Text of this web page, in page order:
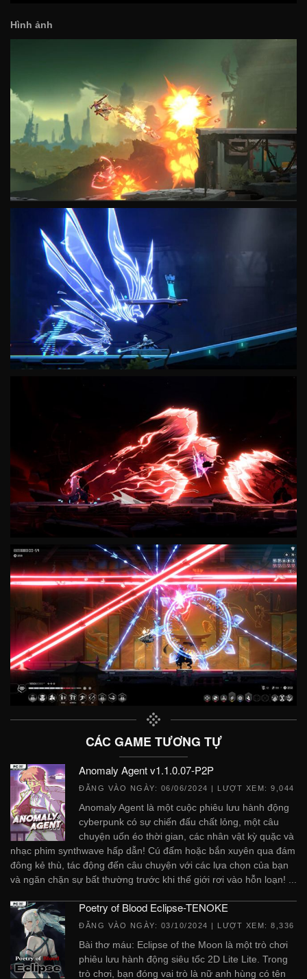
Hình ảnh
CÁC GAME TƯƠNG TỰ
Anomaly Agent v1.1.0.07-P2P
ĐĂNG VÀO NGÀY: 06/06/2024 | LƯỢT XEM: 9,044
Anomaly Agent là một cuộc phiêu lưu hành động
cyberpunk có sự chiến đấu chất lỏng, một câu
chuyện uốn éo thời gian, các nhân vật kỳ quặc và
nhạc phim synthwave hấp dẫn! Cú đấm hoặc bắn xuyên qua đám
đông kẻ thù, tác động đến câu chuyện với các lựa chọn của bạn
và ngăn chặn sự bất thường trước khi thế giới rơi vào hỗn loạn! ...
Poetry of Blood Eclipse-TENOKE
ĐĂNG VÀO NGÀY: 03/10/2024 | LƯỢT XEM: 8,336
Bài thơ máu: Eclipse of the Moon là một trò chơi
phiêu lưu hành động siêu tốc 2D Lite Lite. Trong
trò chơi, bạn đóng vai trò là nữ anh hùng có tên